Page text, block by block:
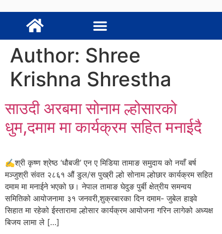
Author: Shree
Krishna Shrestha
साउदी अरबमा सोनाम ल्होसारको
धुम,दमाम मा कार्यक्रम सहित मनाईदै
✍️श्री कृष्ण श्रेष्ठ ‘धौबजी’ एन ए मिडिया तामाङ समुदाय को नयाँ बर्ष
मञ्जुश्री संवत २८६१ औं डुल/स पुख्री ल्हो सोनाम ल्होछार कार्यक्रम सहित
दमाम मा मनाईने भएको छ। नेपाल तामाङ घेदुङ पुर्बी क्षेत्रीय समन्वय
समितिको आयोजनामा ३१ जनवरी,शुक्रबारका दिन दमाम- जुबेल हाइवे
सिहात मा रहेको ईस्तारामा ल्होसार कार्यक्रम आयोजना गरिन लागेको अध्यक्ष
बिजय लामा ले […]